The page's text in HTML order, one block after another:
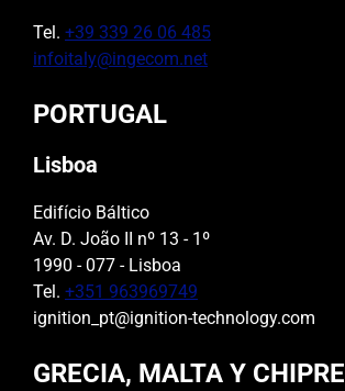
Tel. +39 339 26 06 485
infoitaly@ingecom.net
PORTUGAL
Lisboa
Edifício Báltico
Av. D. João II nº 13 - 1º
1990 - 077 - Lisboa
Tel. +351 963969749
ignition_pt@ignition-technology.com
GRECIA, MALTA Y CHIPRE